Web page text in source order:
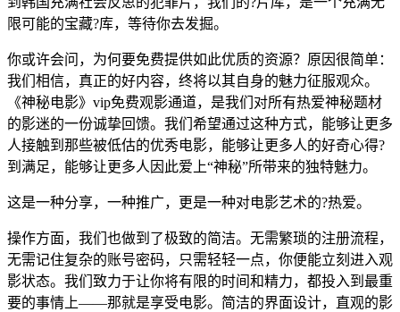
限可能的宝藏?库，等待你去发掘。
你或许会问，为何要免费提供如此优质的资源？原因很简单：
我们相信，真正的好内容，终将以其自身的魅力征服观众。
《神秘电影》vip免费观影通道，是我们对所有热爱神秘题材
的影迷的一份诚挚回馈。我们希望通过这种方式，能够让更多
人接触到那些被低估的优秀电影，能够让更多人的好奇心得?
到满足，能够让更多人因此爱上“神秘”所带来的独特魅力。
这是一种分享，一种推广，更是一种对电影艺术的?热爱。
操作方面，我们也做到了极致的简洁。无需繁琐的注册流程，
无需记住复杂的账号密码，只需轻轻一点，你便能立刻进入观
影状态。我们致力于让你将有限的时间和精力，都投入到最重
要的事情上——那就是享受电影。简洁的界面设计，直观的影